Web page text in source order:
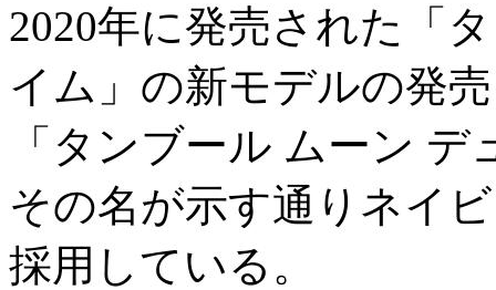
2020年に発売された「
イム」の新モデルの発
「タンブール ムーン
その名が示す通りネイ
採用している。